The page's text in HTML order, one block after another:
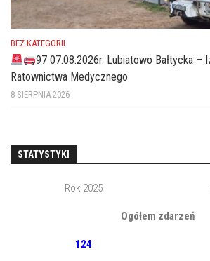
BEZ KATEGORII
97 07.08.2026r. Lubiatowo Bałtycka –
Ratownictwa Medycznego
8 SIERPNIA 2026
STATYSTYKI
Rok 2025
Ogółem zdarzeń
124